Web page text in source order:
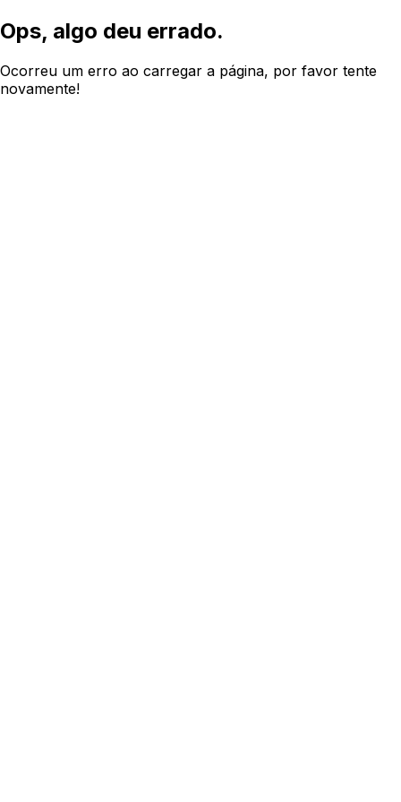
Ops, algo deu errado.
Ocorreu um erro ao carregar a página, por favor tente
novamente!